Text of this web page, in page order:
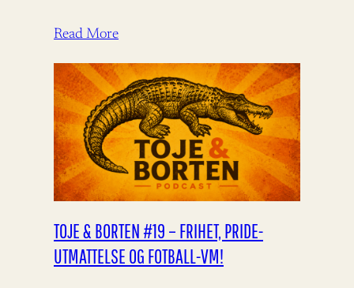
bistandsdebatten.…
Read More
TOJE & BORTEN #19 – FRIHET, PRIDE-
UTMATTELSE OG FOTBALL-VM!